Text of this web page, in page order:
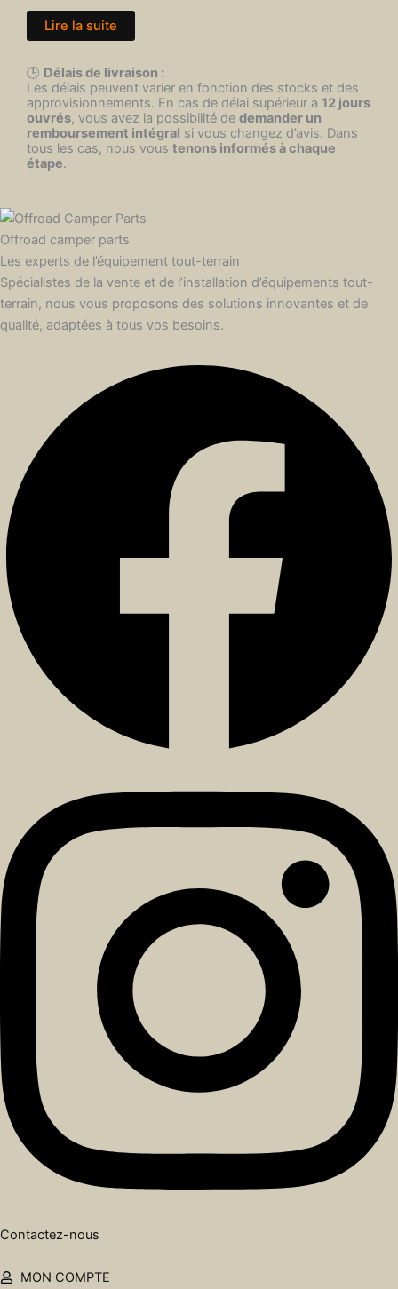
Lire la suite
🕒 Délais de livraison :
Les délais peuvent varier en fonction des stocks et des
approvisionnements. En cas de délai supérieur à 12 jours
ouvrés, vous avez la possibilité de demander un
remboursement intégral si vous changez d’avis. Dans
tous les cas, nous vous tenons informés à chaque
étape.
Offroad camper parts
Les experts de l’équipement tout-terrain
Spécialistes de la vente et de l’installation d’équipements tout-
terrain, nous vous proposons des solutions innovantes et de
qualité, adaptées à tous vos besoins.
Contactez-nous
MON COMPTE